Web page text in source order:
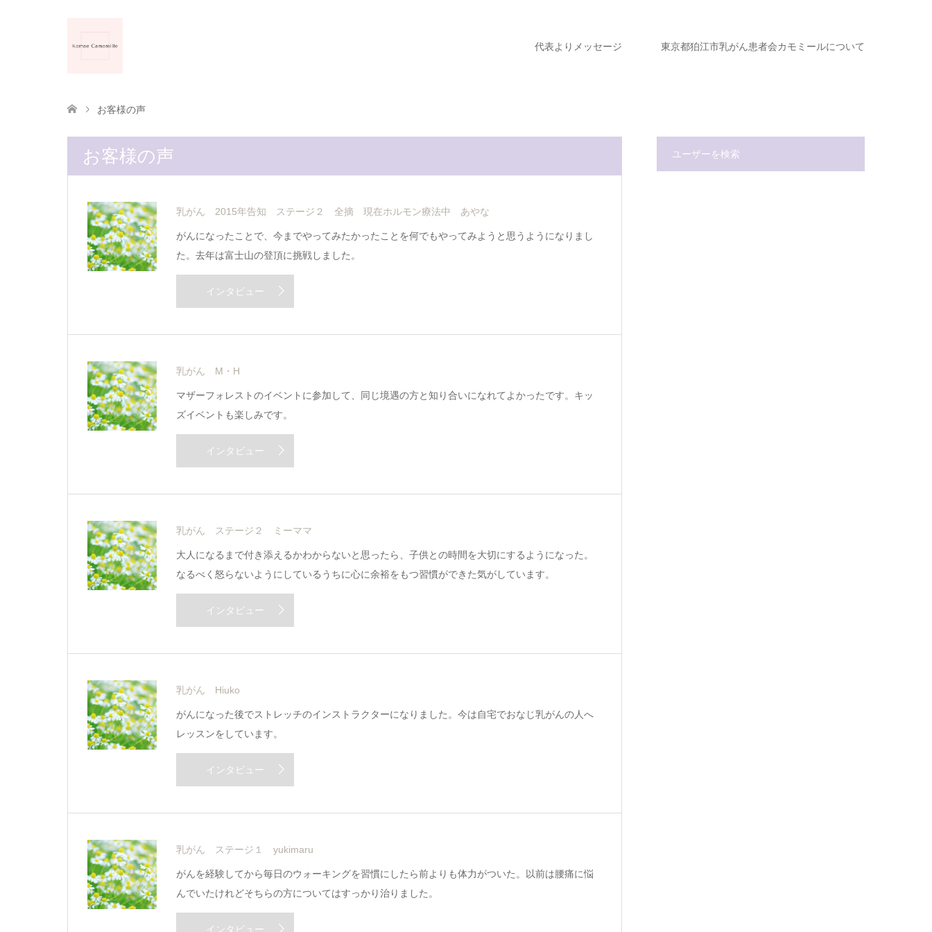
代表よりメッセージ 東京都狛江市乳がん患者会カモミールについて
お客様の声
お客様の声
乳がん 2015年告知 ステージ２ 全摘 現在ホルモン療法中 あやな
がんになったことで、今までやってみたかったことを何でもやってみようと思うようになりまし
た。去年は富士山の登頂に挑戦しました。
インタビュー
乳がん M・H
マザーフォレストのイベントに参加して、同じ境遇の方と知り合いになれてよかったです。キッ
ズイベントも楽しみです。
インタビュー
乳がん ステージ２ ミーママ
大人になるまで付き添えるかわからないと思ったら、子供との時間を大切にするようになった。
なるべく怒らないようにしているうちに心に余裕をもつ習慣ができた気がしています。
インタビュー
乳がん Hiuko
がんになった後でストレッチのインストラクターになりました。今は自宅でおなじ乳がんの人へ
レッスンをしています。
インタビュー
乳がん ステージ１ yukimaru
がんを経験してから毎日のウォーキングを習慣にしたら前よりも体力がついた。以前は腰痛に悩
んでいたけれどそちらの方についてはすっかり治りました。
インタビュー
ユーザーを検索